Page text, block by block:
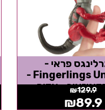
פראי -
Fingerlings Untamed -
- אדום -
אצבענים
₪129.9
₪89.9